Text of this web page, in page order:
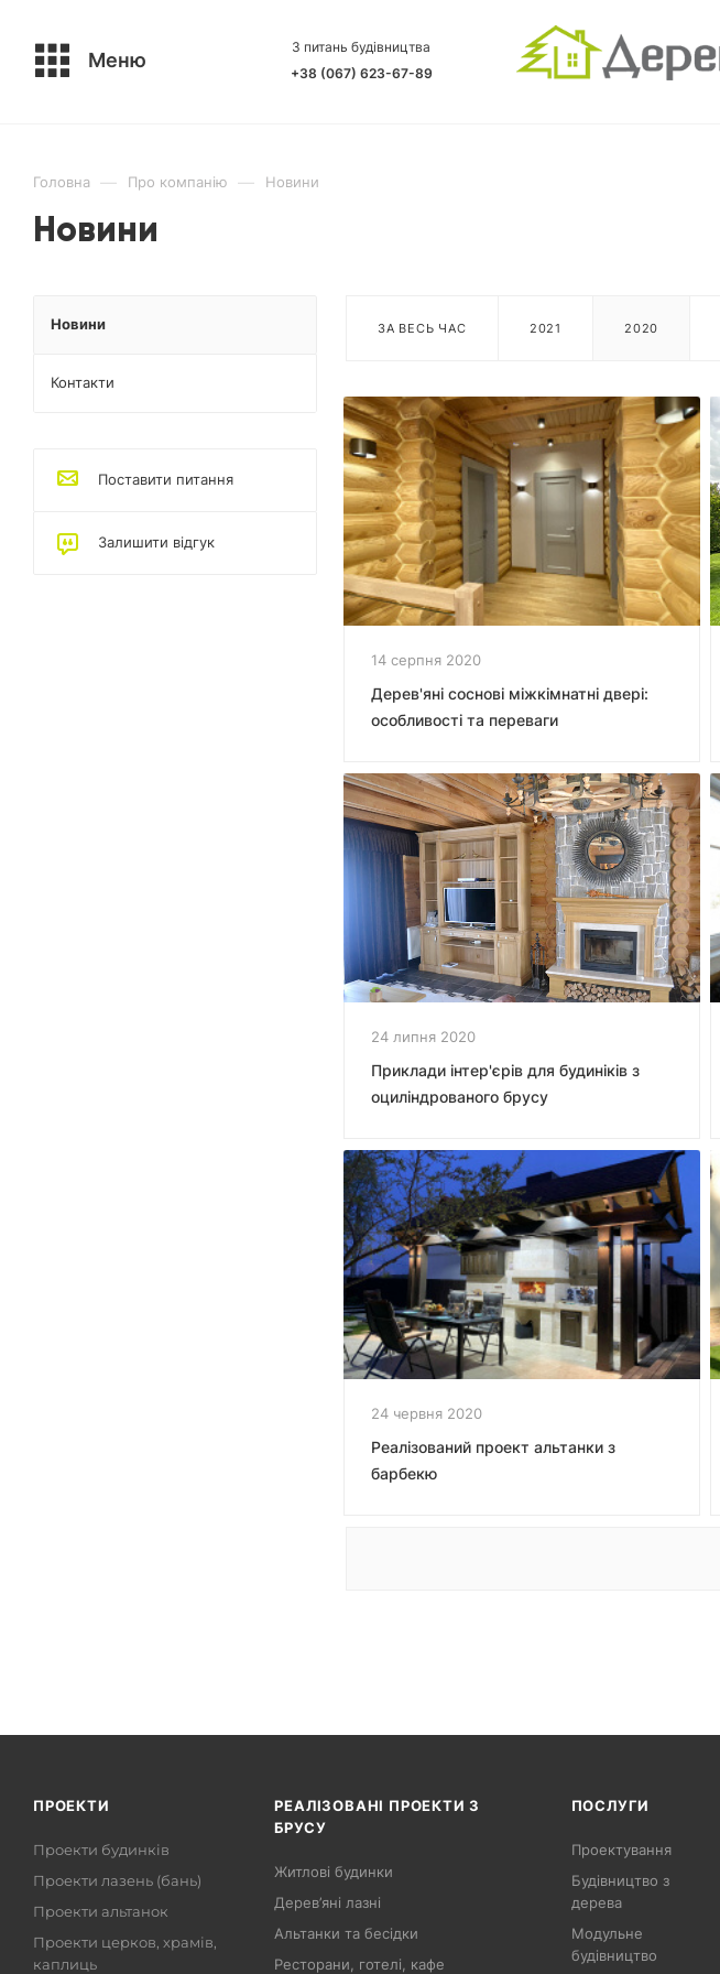
Меню
З питань будівництва
+38 (067) 623-67-89
Головна — Про компанію — Новини
Новини
ЗА ВЕСЬ ЧАС 2021 2020
14 серпня 2020
Дерев'яні соснові міжкімнатні двері:
особливості та переваги
24 липня 2020
Приклади інтер'єрів для будиніків з
оциліндрованого брусу
24 червня 2020
Реалізований проект альтанки з
барбекю
Новини
Контакти
Поставити питання
Залишити відгук
ПРОЕКТИ
Проекти будинків
Проекти лазень (бань)
Проекти альтанок
Проекти церков, храмів,
каплиць
РЕАЛІЗОВАНІ ПРОЕКТИ З
БРУСУ
Житлові будинки
Дерев’яні лазні
Альтанки та бесідки
Ресторани, готелі, кафе
ПОСЛУГИ
Проектування
Будівництво з
дерева
Модульне
будівництво